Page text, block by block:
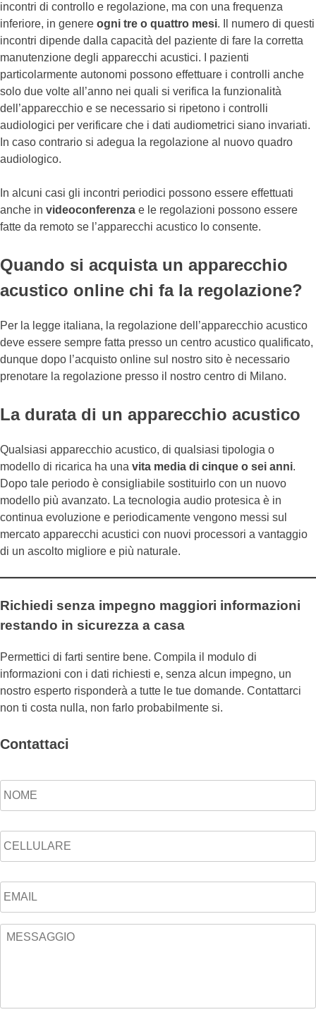
incontri di controllo e regolazione, ma con una frequenza
inferiore, in genere ogni tre o quattro mesi. Il numero di questi
incontri dipende dalla capacità del paziente di fare la corretta
manutenzione degli apparecchi acustici. I pazienti
particolarmente autonomi possono effettuare i controlli anche
solo due volte all’anno nei quali si verifica la funzionalità
dell’apparecchio e se necessario si ripetono i controlli
audiologici per verificare che i dati audiometrici siano invariati.
In caso contrario si adegua la regolazione al nuovo quadro
audiologico.
In alcuni casi gli incontri periodici possono essere effettuati
anche in videoconferenza e le regolazioni possono essere
fatte da remoto se l’apparecchi acustico lo consente.
Quando si acquista un apparecchio
acustico online chi fa la regolazione?
Per la legge italiana, la regolazione dell’apparecchio acustico
deve essere sempre fatta presso un centro acustico qualificato,
dunque dopo l’acquisto online sul nostro sito è necessario
prenotare la regolazione presso il nostro centro di Milano.
La durata di un apparecchio acustico
Qualsiasi apparecchio acustico, di qualsiasi tipologia o
modello di ricarica ha una vita media di cinque o sei anni.
Dopo tale periodo è consigliabile sostituirlo con un nuovo
modello più avanzato. La tecnologia audio protesica è in
continua evoluzione e periodicamente vengono messi sul
mercato apparecchi acustici con nuovi processori a vantaggio
di un ascolto migliore e più naturale.
Richiedi senza impegno maggiori informazioni
restando in sicurezza a casa
Permettici di farti sentire bene. Compila il modulo di
informazioni con i dati richiesti e, senza alcun impegno, un
nostro esperto risponderà a tutte le tue domande. Contattarci
non ti costa nulla, non farlo probabilmente si.
Contattaci
Nome *
Telefono
Email *